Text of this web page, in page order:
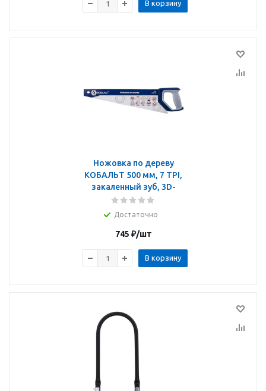
В корзину
Ножовка по дереву
КОБАЛЬТ 500 мм, 7 TPI,
закаленный зуб, 3D-
Достаточно
745 ₽/шт
В корзину